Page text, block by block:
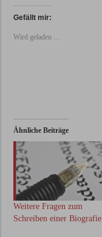
Gefällt mir:
Wird geladen …
Ähnliche Beiträge
Weitere Fragen zum
Schreiben einer Biografie